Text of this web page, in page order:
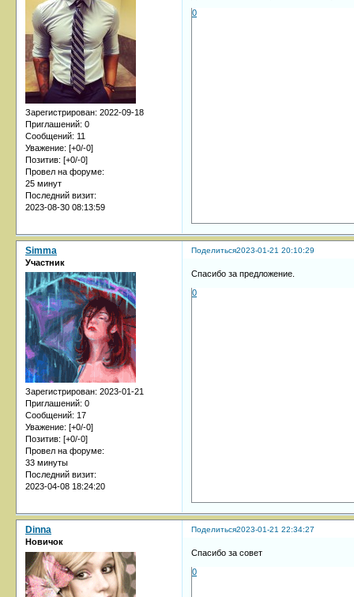
Зарегистрирован: 2022-09-18
Приглашений: 0
Сообщений: 11
Уважение: [+0/-0]
Позитив: [+0/-0]
Провел на форуме:
25 минут
Последний визит:
2023-08-30 08:13:59
0
Поделиться2023-01-21 20:10:29
Simma
Участник
Зарегистрирован: 2023-01-21
Приглашений: 0
Сообщений: 17
Уважение: [+0/-0]
Позитив: [+0/-0]
Провел на форуме:
33 минуты
Последний визит:
2023-04-08 18:24:20
Спасибо за предложение.
0
Поделиться2023-01-21 22:34:27
Dinna
Новичок
Спасибо за совет
0